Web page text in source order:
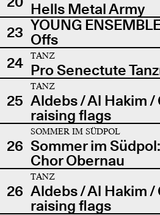
Hells Metal Army
23 YOUNG
Offs
24
TANZ
Pro Senectute
25
TANZ
Aldebs / Al Hakim /
raising flags
26
SOMMER IM SÜDPOL
Sommer im
Chor Obernau
26
TANZ
Aldebs / Al Hakim /
raising flags